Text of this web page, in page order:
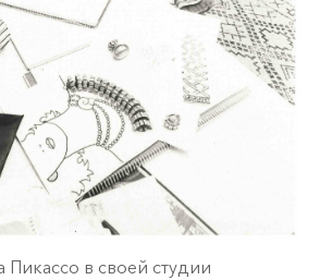
Пикассо в своей студии